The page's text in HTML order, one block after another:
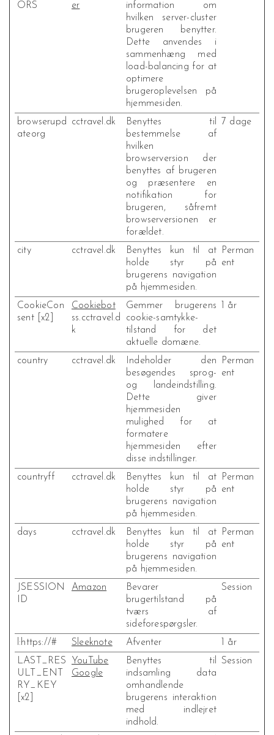
ORS
er
information om
hvilken server-cluster
brugeren benytter.
Dette anvendes i
sammenhæng med
load-balancing for at
optimere
brugeroplevelsen på
hjemmesiden.
browserupd
ateorg
cctravel.dk
Benyttes til
bestemmelse af
hvilken
browserversion der
benyttes af brugeren
og præsentere en
notifikation for
brugeren, såfremt
browserversionen er
forældet.
7 dage
city cctravel.dk
Benyttes kun til at
holde styr på
brugerens navigation
på hjemmesiden.
Perman
ent
CookieCon
sent [x2]
Cookiebot
ss.cctravel.d
k
Gemmer brugerens
cookie-samtykke-
tilstand for det
aktuelle domæne.
1 år
country cctravel.dk
Indeholder den
besøgendes sprog-
og landeindstilling.
Dette giver
hjemmesiden
mulighed for at
formatere
hjemmesiden efter
disse indstillinger.
Perman
ent
countryff cctravel.dk
Benyttes kun til at
holde styr på
brugerens navigation
på hjemmesiden.
Perman
ent
days cctravel.dk
Benyttes kun til at
holde styr på
brugerens navigation
på hjemmesiden.
Perman
ent
JSESSION
ID
Amazon
Bevarer
brugertilstand på
tværs af
sideforespørgsler.
Session
l:https://# Sleeknote Afventer
1 år
LAST_RES
ULT_ENT
RY_KEY
[x2]
YouTube
Google
Benyttes til
indsamling data
omhandlende
brugerens interaktion
med indlejret
indhold.
Session